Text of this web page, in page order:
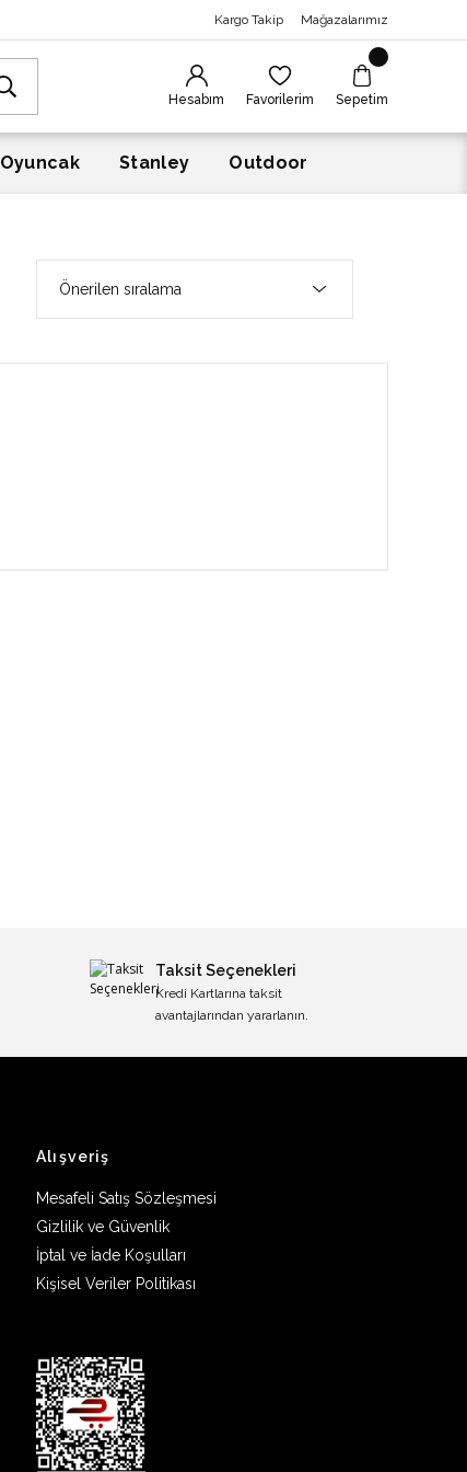
Kargo Takip Mağazalarımız
Hesabım Favorilerim Sepetim
Oyuncak Stanley Outdoor
Taksit Seçenekleri
Kredi Kartlarına taksit
avantajlarından yararlanın.
Alışveriş
Mesafeli Satış Sözleşmesi
Gizlilik ve Güvenlik
İptal ve İade Koşulları
Kişisel Veriler Politikası